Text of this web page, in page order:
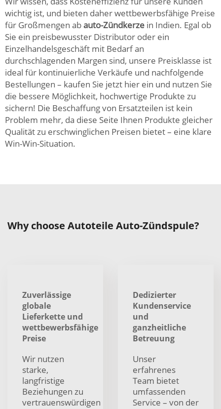
wichtig ist, und bieten daher wettbewerbsfähige Preise
für Großmengen abauto-Zündkerze in Indien. Egal ob
Sie ein preisbewusster Distributor oder ein
Einzelhandelsgeschäft mit Bedarf an
durchschlagenden Margen sind, unsere Preisklasse ist
ideal für kontinuierliche Verkäufe und nachfolgende
Bestellungen – kaufen Sie jetzt hier ein und nutzen Sie
die bessere Möglichkeit, hochwertige Produkte zu
sichern! Die Beschaffung von Ersatzteilen ist kein
Problem mehr, da diese Seite Ihnen Produkte gleicher
Qualität zu erschwinglichen Preisen bietet – eine klare
Win-Win-Situation.
Why choose Autoteile Auto-Zündspule?
Zuverlässige
globale
Lieferkette und
wettbewerbsfähige
Preise
Wir nutzen
starke,
langfristige
Beziehungen zu
vertrauenswürdigen
Dedizierter
Kundenservice
und
ganzheitliche
Betreuung
Unser
erfahrenes
Team bietet
umfassenden
Service – von der